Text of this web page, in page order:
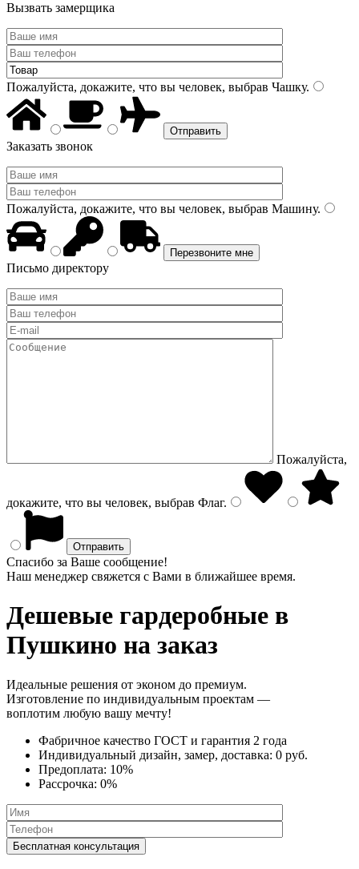
Вызвать замерщика
Пожалуйста, докажите, что вы человек, выбрав Чашку.
Заказать звонок
Пожалуйста, докажите, что вы человек, выбрав Машину.
Письмо директору
Пожалуйста,
докажите, что вы человек, выбрав Флаг.
Спасибо за Ваше сообщение!
Наш менеджер свяжется с Вами в ближайшее время.
Дешевые гардеробные в
Пушкино на заказ
Идеальные решения от эконом до премиум.
Изготовление по индивидуальным проектам —
воплотим любую вашу мечту!
Фабричное качество ГОСТ и гарантия 2 года
Индивидуальный дизайн, замер, доставка: 0 руб.
Предоплата: 10%
Рассрочка: 0%